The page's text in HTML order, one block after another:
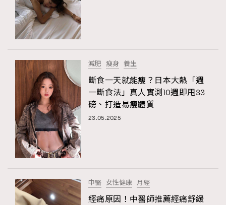
TRENDING
AFrenchMind
EmpowerF
FashionWeek
減肥 瘦身 養生
斷食一天就能瘦？日本大熱「週
一斷食法」真人實測10週即甩33
磅、打造易瘦體質
23.05.2025
中醫 女性健康 月經
經痛原因！中醫師推薦經痛舒緩